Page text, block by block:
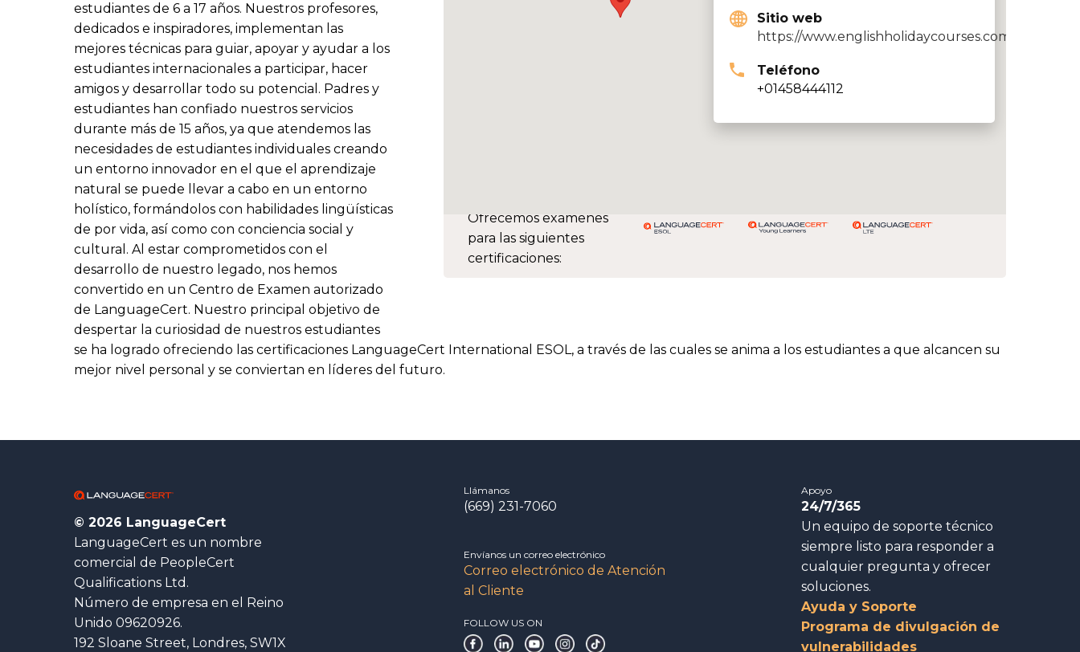
Ofrecemos exámenes
para las siguientes
certificaciones:
Sitio web
https://www.englishholidaycourses.com/
Teléfono
+01458444112
estudiantes de 6 a 17 años. Nuestros profesores,
dedicados e inspiradores, implementan las
mejores técnicas para guiar, apoyar y ayudar a los
estudiantes internacionales a participar, hacer
amigos y desarrollar todo su potencial. Padres y
estudiantes han confiado nuestros servicios
durante más de 15 años, ya que atendemos las
necesidades de estudiantes individuales creando
un entorno innovador en el que el aprendizaje
natural se puede llevar a cabo en un entorno
holístico, formándolos con habilidades lingüísticas
de por vida, así como con conciencia social y
cultural. Al estar comprometidos con el
desarrollo de nuestro legado, nos hemos
convertido en un Centro de Examen autorizado
de LanguageCert. Nuestro principal objetivo de
despertar la curiosidad de nuestros estudiantes
se ha logrado ofreciendo las certificaciones LanguageCert International ESOL, a través de las cuales se anima a los estudiantes a que alcancen su
mejor nivel personal y se conviertan en líderes del futuro.
© 2026 LanguageCert
LanguageCert es un nombre
comercial de PeopleCert
Qualifications Ltd.
Número de empresa en el Reino
Unido 09620926.
192 Sloane Street, Londres, SW1X
Llámanos
(669) 231-7060
Envíanos un correo electrónico
Correo electrónico de Atención
al Cliente
FOLLOW US ON
Apoyo
24/7/365
Un equipo de soporte técnico
siempre listo para responder a
cualquier pregunta y ofrecer
soluciones.
Ayuda y Soporte
Programa de divulgación de
vulnerabilidades